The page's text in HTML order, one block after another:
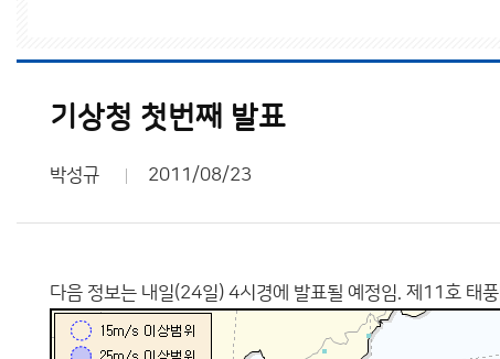
기상청 첫번째 발표
박성규 2011/08/23
다음 정보는 내일(24일) 4시경에 발표될 예정임. 제11호 태